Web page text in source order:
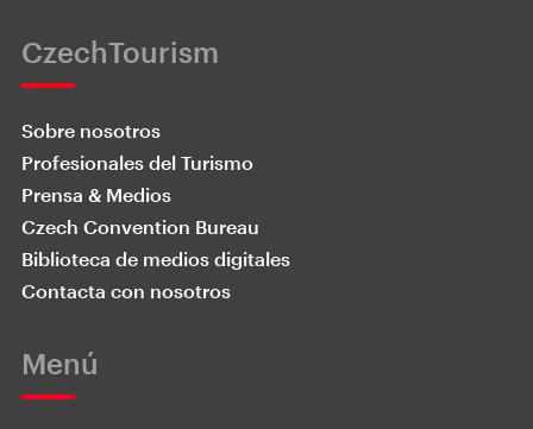
CzechTourism
Sobre nosotros
Profesionales del Turismo
Prensa & Medios
Czech Convention Bureau
Biblioteca de medios digitales
Contacta con nosotros
Menú